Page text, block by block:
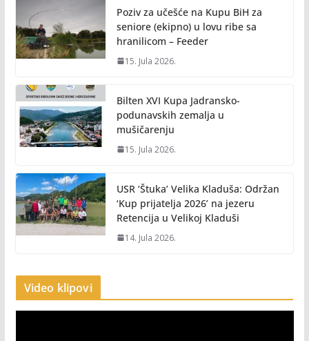
Poziv za učešće na Kupu BiH za
seniore (ekipno) u lovu ribe sa
hranilicom – Feeder
15. Jula 2026.
Bilten XVI Kupa Jadransko-
podunavskih zemalja u
mušičarenju
15. Jula 2026.
USR ‘Štuka’ Velika Kladuša: Održan
‘Kup prijatelja 2026’ na jezeru
Retencija u Velikoj Kladuši
14. Jula 2026.
Video klipovi